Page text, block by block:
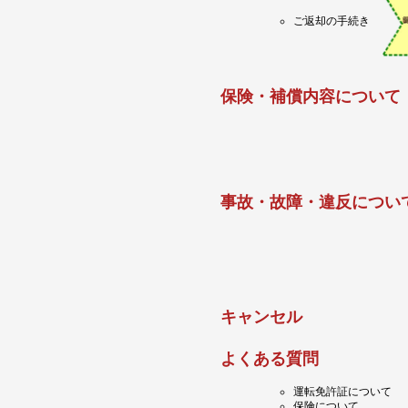
ご返却の手続き
保険・補償内容について
事故・故障・違反につい
キャンセル
よくある質問
運転免許証について